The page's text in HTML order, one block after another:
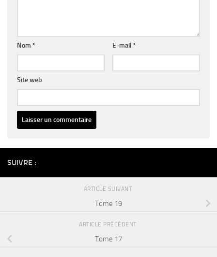
Nom * E-mail *
Site web
SUIVRE :
ARTICLE SUIVANT
Tome 19
ARTICLE PRÉCÉDENT
Tome 17